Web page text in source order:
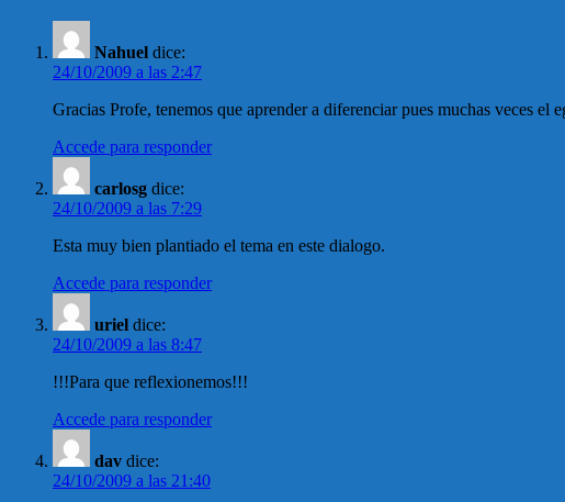
Nahuel dice:
24/10/2009 a las 2:47
Gracias Profe, tenemos que aprender a diferenciar pues muchas veces
Accede para responder
carlosg dice:
24/10/2009 a las 7:29
Esta muy bien plantiado el tema en este dialogo.
Accede para responder
uriel dice:
24/10/2009 a las 8:47
!!!Para que reflexionemos!!!
Accede para responder
dav dice:
24/10/2009 a las 21:40